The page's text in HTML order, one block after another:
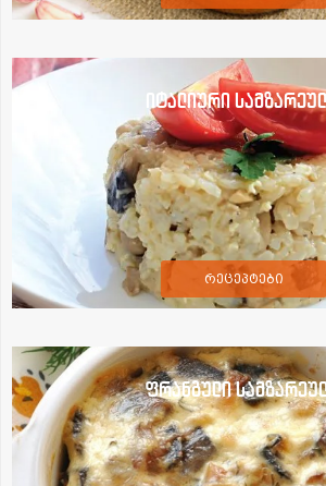
იტალიური
რეცეპტები
ფრანგული